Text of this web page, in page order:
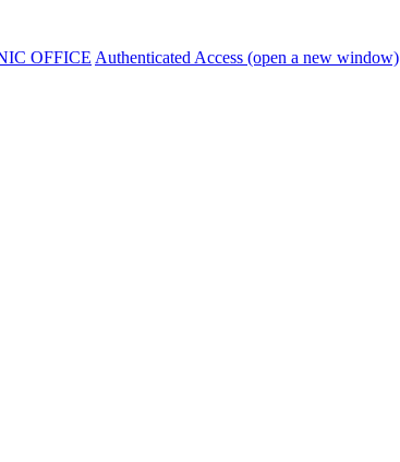
OFFICE Authenticated Access (open a new window)